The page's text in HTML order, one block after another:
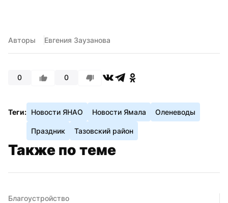
Авторы Евгения Заузанова
0 0
Теги: Новости ЯНАО Новости Ямала Оленеводы
Праздник Тазовский район
Также по теме
Благоустройство